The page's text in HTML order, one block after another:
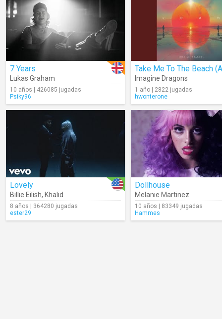
7 Years
Lukas Graham
10 años | 426085 jugadas
Psiky96
Imagine Dragons
1 año | 2822 jugadas
hwonterone
Lovely
Billie Eilish, Khalid
8 años | 364280 jugadas
ester29
Dollhouse
Melanie Martinez
10 años | 83349 jugadas
Hammes